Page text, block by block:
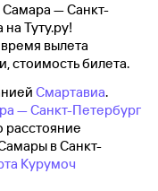
Самара — Санкт-
Туту.ру!
вылета
стоимость билета.
Смартавиа.
— Санкт-Петербург
расстояние
в Санкт-
Курумоч